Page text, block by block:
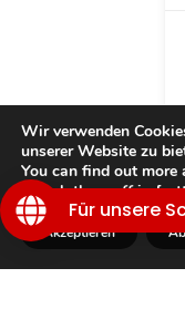
TRAUMWELT
Wir verwenden
unserer Website zu
You can find out
switch them off in
Akzeptieren
Für unsere